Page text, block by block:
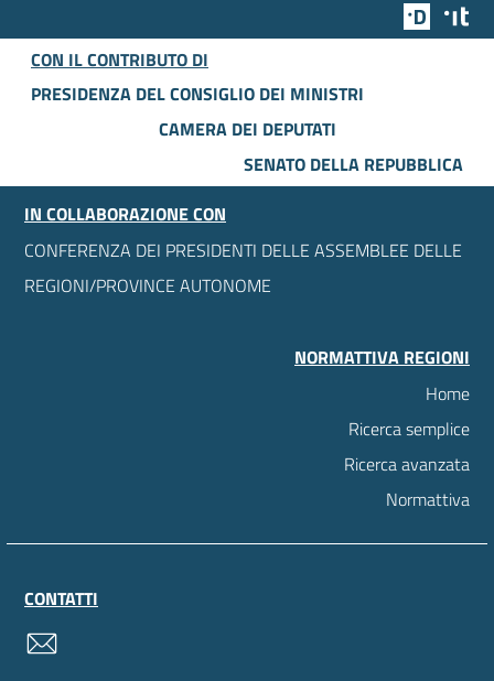
Team
CON IL CONTRIBUTO DI
PRESIDENZA DEL CONSIGLIO DEI MINISTRI
CAMERA DEI DEPUTATI
SENATO DELLA REPUBBLICA
IN COLLABORAZIONE CON
CONFERENZA DEI PRESIDENTI DELLE ASSEMBLEE DELLE
REGIONI/PROVINCE AUTONOME
NORMATTIVA REGIONI
Home
Ricerca semplice
Ricerca avanzata
Normattiva
CONTATTI